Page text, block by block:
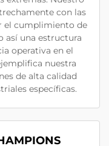
con las
el cumplimiento de
así una estructura
operativa en el
nuestra
de alta calidad
específicas.